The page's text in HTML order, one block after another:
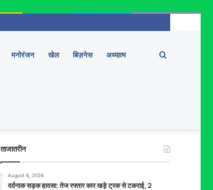
मनोरंजन खेल बिज़नेस अध्यात्म Search
ताजातरीन
August 6, 2026
दर्दनाक सड़क हादसा: तेज रफ्तार कार खड़े ट्रक से टकराई, 2